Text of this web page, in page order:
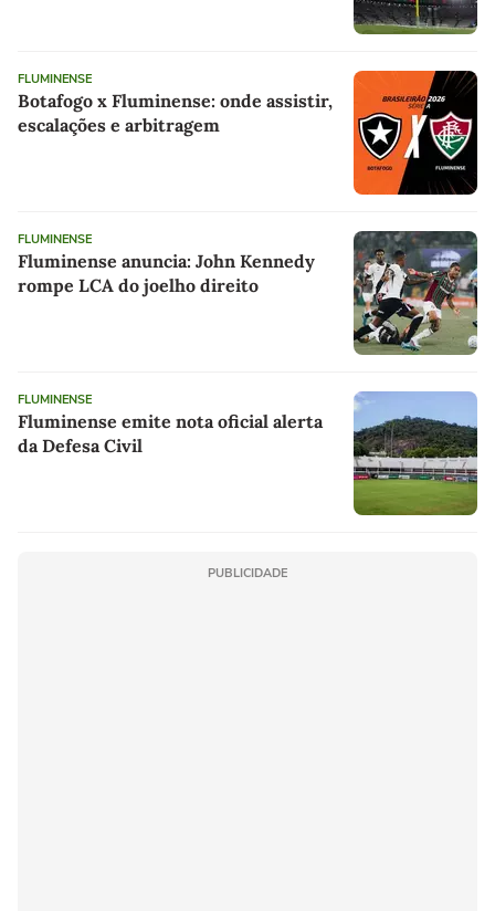
FLUMINENSE
Botafogo x Fluminense: onde assistir,
escalações e arbitragem
FLUMINENSE
Fluminense anuncia: John Kennedy
rompe LCA do joelho direito
FLUMINENSE
Fluminense emite nota oficial alerta
da Defesa Civil
PUBLICIDADE